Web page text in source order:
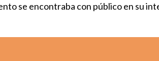
se encontraba con público en su